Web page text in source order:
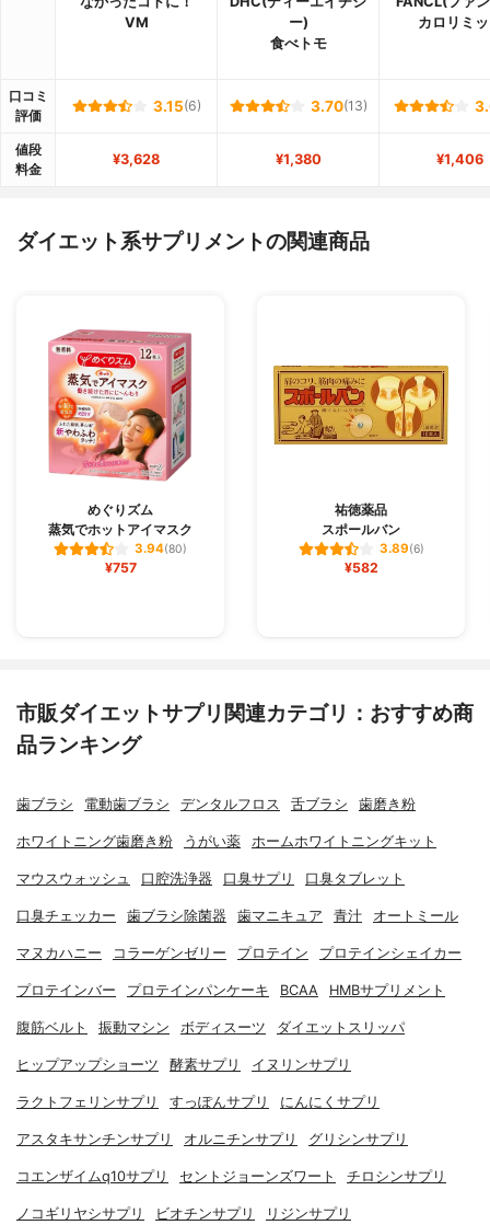
VM
ー)
食べトモ
カロリミ
口コミ
評価
3.15(6) 3.70(13)
値段
料金
¥3,628 ¥1,380 ¥1,406
ダイエット系サプリメントの関連商品
めぐりズム
蒸気でホットアイマスク
3.94(80)
¥757
祐徳薬品
スポールバン
3.89(6)
¥582
市販ダイエットサプリ関連カテゴリ：おすすめ商
品ランキング
歯ブラシ 電動歯ブラシ デンタルフロス 舌ブラシ 歯磨き粉
ホワイトニング歯磨き粉 うがい薬 ホームホワイトニングキット
マウスウォッシュ 口腔洗浄器 口臭サプリ 口臭タブレット
口臭チェッカー 歯ブラシ除菌器 歯マニキュア 青汁 オートミール
マヌカハニー コラーゲンゼリー プロテイン プロテインシェイカー
プロテインバー プロテインパンケーキ BCAA HMBサプリメント
腹筋ベルト 振動マシン ボディスーツ ダイエットスリッパ
ヒップアップショーツ 酵素サプリ イヌリンサプリ
ラクトフェリンサプリ すっぽんサプリ にんにくサプリ
アスタキサンチンサプリ オルニチンサプリ グリシンサプリ
コエンザイムq10サプリ セントジョーンズワート チロシンサプリ
ノコギリヤシサプリ ビオチンサプリ リジンサプリ